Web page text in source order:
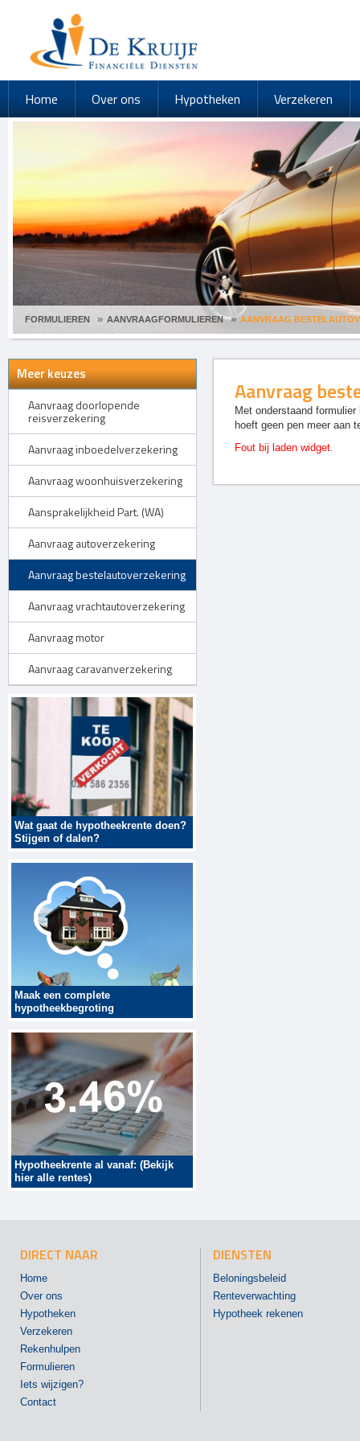
FORMULIEREN AANVRAAGFORMULIEREN AANVRAAG
Home Over ons Hypotheken Verzekeren
Meer keuzes
Aanvraag doorlopende
reisverzekering
Aanvraag inboedelverzekering
Aanvraag woonhuisverzekering
Aansprakelijkheid Part. (WA)
Aanvraag autoverzekering
Aanvraag bestelautoverzekering
Aanvraag vrachtautoverzekering
Aanvraag motor
Aanvraag caravanverzekering
Wat gaat de hypotheekrente doen?
Stijgen of dalen?
Maak een complete
hypotheekbegroting
Hypotheekrente al vanaf: (Bekijk
hier alle rentes)
Aanvraag
Met onderstaand
hoeft geen pen meer aan
Fout bij laden widget.
DIRECT NAAR
Home
Over ons
Hypotheken
Verzekeren
Rekenhulpen
Formulieren
Iets wijzigen?
Contact
DIENSTEN
Beloningsbeleid
Renteverwachting
Hypotheek rekenen